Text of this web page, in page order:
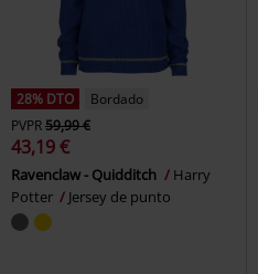
28% DTO
Bordado
PVPR59,99 €
43,19 €
Ravenclaw - Quidditch
Harry
Potter
Jersey de punto